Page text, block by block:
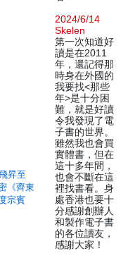
昇至
《齊東
宗賓
2024/6/14
Skelen
第一次知道好
讀是在2011
年，還記得那
時身在外國的
我要找<那些
年>是十分困
難，就是好讀
令我發現了電
子書的世界。
雖然我也會買
實體書，但在
這十多年間，
也會不斷在這
裡找書看。身
處香港也要十
分感謝創辦人
和製作電子書
的各位讀友，
感謝大家！